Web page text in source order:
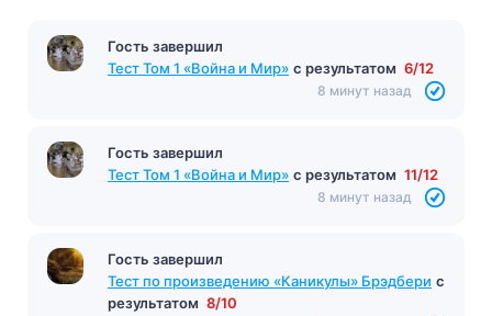
Гость завершил
Тест Том 1 «Война и Мир» с результатом 6/12
8 минут назад
Гость завершил
Тест Том 1 «Война и Мир» с результатом 11/12
8 минут назад
Гость завершил
Тест по произведению «Каникулы» Брэдбери с
результатом 8/10